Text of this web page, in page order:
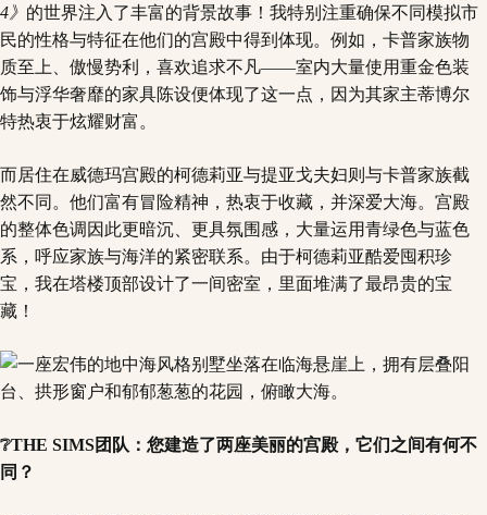
4》 的世界注入了丰富的背景故事！我特别注重确保不同模拟市
民的性格与特征在他们的宫殿中得到体现。例如，卡普家族物
质至上、傲慢势利，喜欢追求不凡——室内大量使用重金色装
饰与浮华奢靡的家具陈设便体现了这一点，因为其家主蒂博尔
特热衷于炫耀财富。
而居住在威德玛宫殿的柯德莉亚与提亚戈夫妇则与卡普家族截
然不同。他们富有冒险精神，热衷于收藏，并深爱大海。宫殿
的整体色调因此更暗沉、更具氛围感，大量运用青绿色与蓝色
系，呼应家族与海洋的紧密联系。由于柯德莉亚酷爱囤积珍
宝，我在塔楼顶部设计了一间密室，里面堆满了最昂贵的宝
藏！
❔THE SIMS团队：您建造了两座美丽的宫殿，它们之间有何不
同？